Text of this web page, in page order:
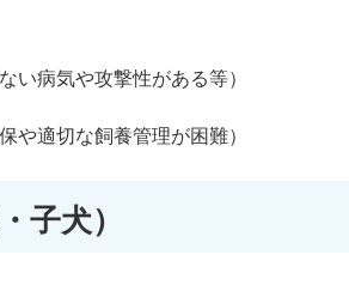
い病気や攻撃性がある等）
や適切な飼養管理が困難）
子犬）